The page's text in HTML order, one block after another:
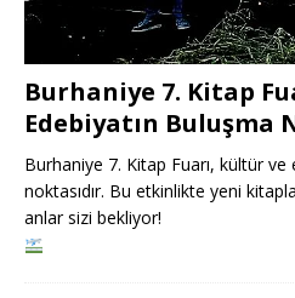
Burhaniye 7. Kitap
Edebiyatın Buluşma
Burhaniye 7. Kitap Fuarı, kültür ve
noktasıdır. Bu etkinlikte yeni
anlar sizi bekliyor!